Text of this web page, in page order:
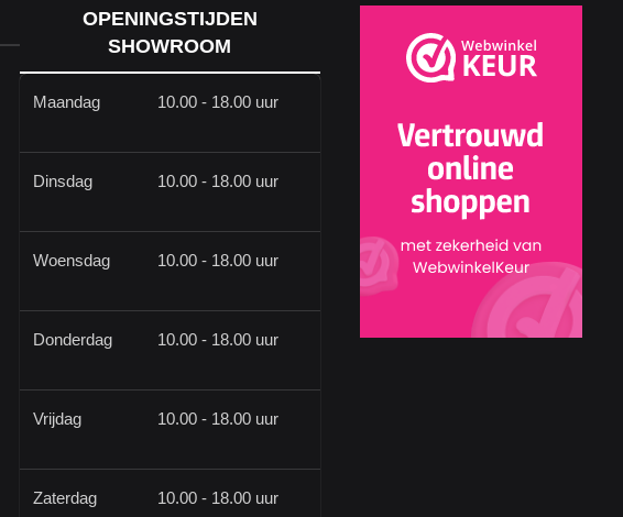
OPENINGSTIJDEN
SHOWROOM
Maandag 10.00 - 18.00 uur
Dinsdag 10.00 - 18.00 uur
Woensdag 10.00 - 18.00 uur
Donderdag 10.00 - 18.00 uur
Vrijdag 10.00 - 18.00 uur
Zaterdag 10.00 - 18.00 uur